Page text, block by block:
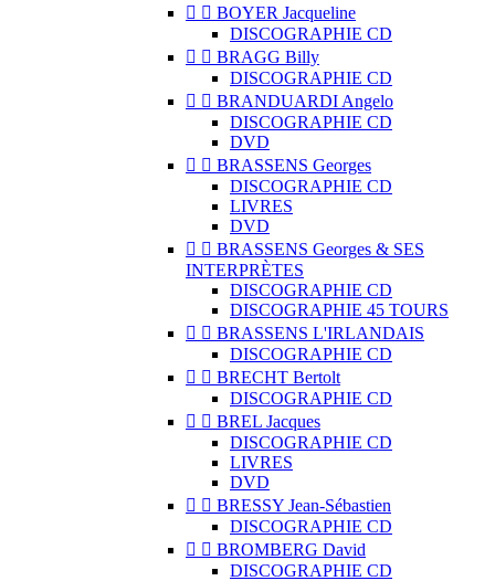
  BOYER Jacqueline
DISCOGRAPHIE CD
  BRAGG Billy
DISCOGRAPHIE CD
  BRANDUARDI Angelo
DISCOGRAPHIE CD
DVD
  BRASSENS Georges
DISCOGRAPHIE CD
LIVRES
DVD
  BRASSENS Georges & SES
INTERPRÈTES
DISCOGRAPHIE CD
DISCOGRAPHIE 45 TOURS
  BRASSENS L'IRLANDAIS
DISCOGRAPHIE CD
  BRECHT Bertolt
DISCOGRAPHIE CD
  BREL Jacques
DISCOGRAPHIE CD
LIVRES
DVD
  BRESSY Jean-Sébastien
DISCOGRAPHIE CD
  BROMBERG David
DISCOGRAPHIE CD